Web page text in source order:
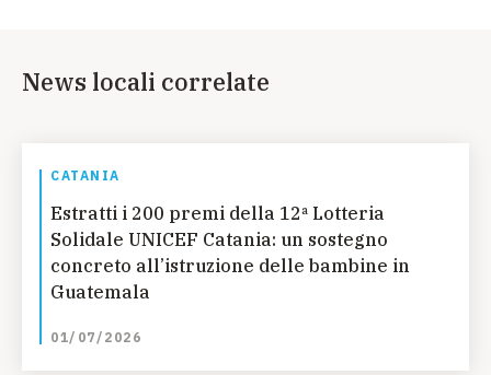
News locali correlate
CATANIA
Estratti i 200 premi della 12ª Lotteria
Solidale UNICEF Catania: un sostegno
concreto all’istruzione delle bambine in
Guatemala
01/07/2026